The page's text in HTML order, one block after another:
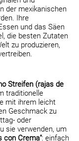
der mexikanischen
Ihre
und das Säen
die besten Zutaten
zu produzieren,
Streifen (rajas de
traditionelle
mit ihrem leicht
Geschmack zu
oder
sie verwenden, um
con Crema": einfach